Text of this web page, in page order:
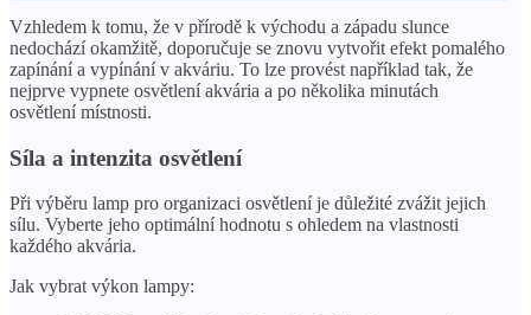
Vzhledem k tomu, že v přírodě k východu a západu slunce
nedochází okamžitě, doporučuje se znovu vytvořit efekt pomalého
zapínání a vypínání v akváriu. To lze provést například tak, že
nejprve vypnete osvětlení akvária a po několika minutách
osvětlení místnosti.
Síla a intenzita osvětlení
Při výběru lamp pro organizaci osvětlení je důležité zvážit jejich
sílu. Vyberte jeho optimální hodnotu s ohledem na vlastnosti
každého akvária.
Jak vybrat výkon lampy: